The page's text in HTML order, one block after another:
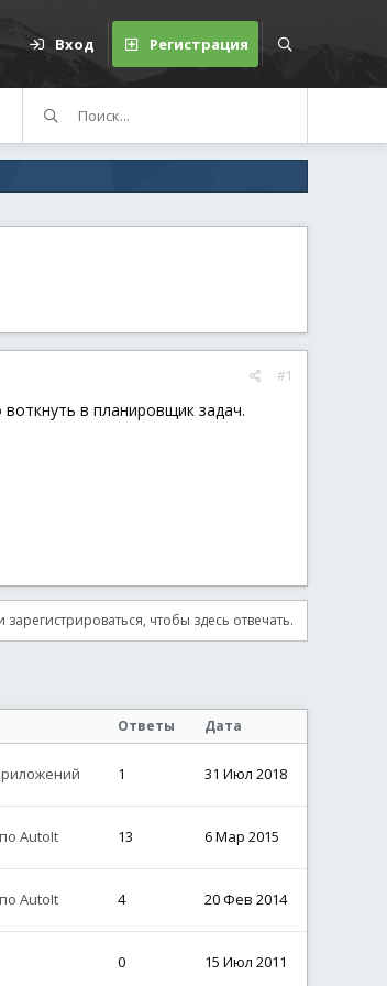
Вход Регистрация
#1
в планировщик задач.
чтобы здесь отвечать.
Ответы Дата
1 31 Июл 2018
AutoIt 13 6 Мар 2015
AutoIt 4 20 Фев 2014
0 15 Июл 2011